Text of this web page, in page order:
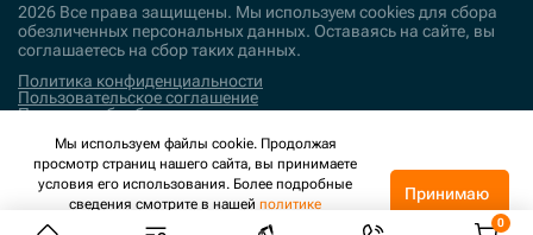
2026 Все права защищены. Мы используем cookies для сбора
обезличенных персональных данных. Оставаясь на сайте, вы
соглашаетесь на сбор таких данных.
Политика конфиденциальности
Пользовательское соглашение
Политика обработки персональных данных
Поддержка и развитие
Мы используем файлы cookie. Продолжая
просмотр страниц нашего сайта, вы принимаете
условия его использования. Более подробные
сведения смотрите в нашей политике
конфиденциальности.
Принимаю